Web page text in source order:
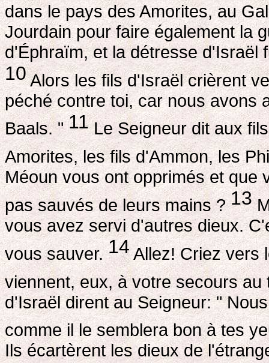
dans le pays des Amorites, au
Jourdain pour faire également la
d'Éphraïm, et la détresse d'Israël
10Alors les fils d'Israël crièrent
péché contre toi, car nous avons
Baals. "11Le Seigneur dit aux
Amorites, les fils d'Ammon, les
Méoun vous ont opprimés et que
pas sauvés de leurs mains ?13
vous avez servi d'autres dieux.
vous sauver.14Allez! Criez vers
viennent, eux, à votre secours
d'Israël dirent au Seigneur: "
comme il le semblera bon à tes
Ils écartèrent les dieux de